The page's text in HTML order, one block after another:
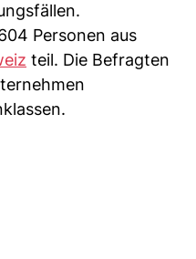
Personen aus
teil. Die Befragten